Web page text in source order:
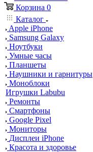
Корзина 0
Каталог
Apple iPhone
Samsung Galaxy
Ноутбуки
Умные часы
Планшеты
Наушники и гарнитуры
Моноблоки
Игрушки Labubu
Ремонты
Смартфоны
Google Pixel
Мониторы
Дисплеи iPhone
Красота и здоровье